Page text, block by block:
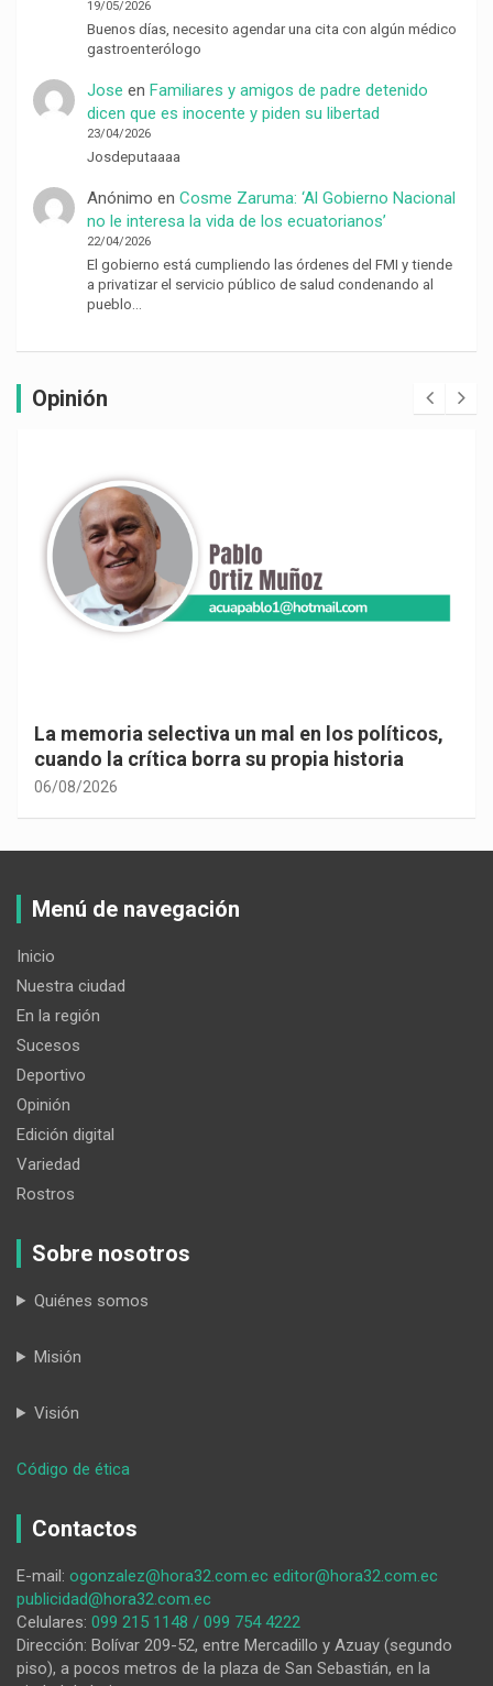
19/05/2026
Buenos días, necesito agendar una cita con algún médico
gastroenterólogo
Jose en Familiares y amigos de padre detenido
dicen que es inocente y piden su libertad
23/04/2026
Josdeputaaaa
Anónimo en Cosme Zaruma: ‘Al Gobierno Nacional
no le interesa la vida de los ecuatorianos’
22/04/2026
El gobierno está cumpliendo las órdenes del FMI y tiende
a privatizar el servicio público de salud condenando al
pueblo…
Opinión
La memoria selectiva un mal en los políticos,
cuando la crítica borra su propia historia
06/08/2026
Menú de navegación
Inicio
Nuestra ciudad
En la región
Sucesos
Deportivo
Opinión
Edición digital
Variedad
Rostros
Sobre nosotros
Quiénes somos
Misión
Visión
Código de ética
a
conciencia
en
el
Día
Mundial
Contactos
E-mail: ogonzalez@hora32.com.ec editor@hora32.com.ec
publicidad@hora32.com.ec
Celulares: 099 215 1148 / 099 754 4222
Dirección: Bolívar 209-52, entre Mercadillo y Azuay (segundo
piso), a pocos metros de la plaza de San Sebastián, en la